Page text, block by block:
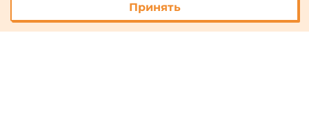
Принять